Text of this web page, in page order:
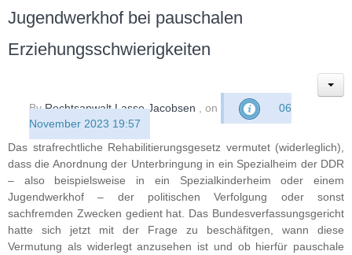
Jugendwerkhof bei pauschalen
Erziehungsschwierigkeiten
ByRechtsanwalt Lasse Jacobsen , on
06
November 2023 19:57
Das strafrechtliche Rehabilitierungsgesetz vermutet (widerleglich),
dass die Anordnung der Unterbringung in ein Spezialheim der DDR
– also beispielsweise in ein Spezialkinderheim oder einem
Jugendwerkhof – der politischen Verfolgung oder sonst
sachfremden Zwecken gedient hat. Das Bundesverfassungsgericht
hatte sich jetzt mit der Frage zu beschäfitgen, wann diese
Vermutung als widerlegt anzusehen ist und ob hierfür pauschale